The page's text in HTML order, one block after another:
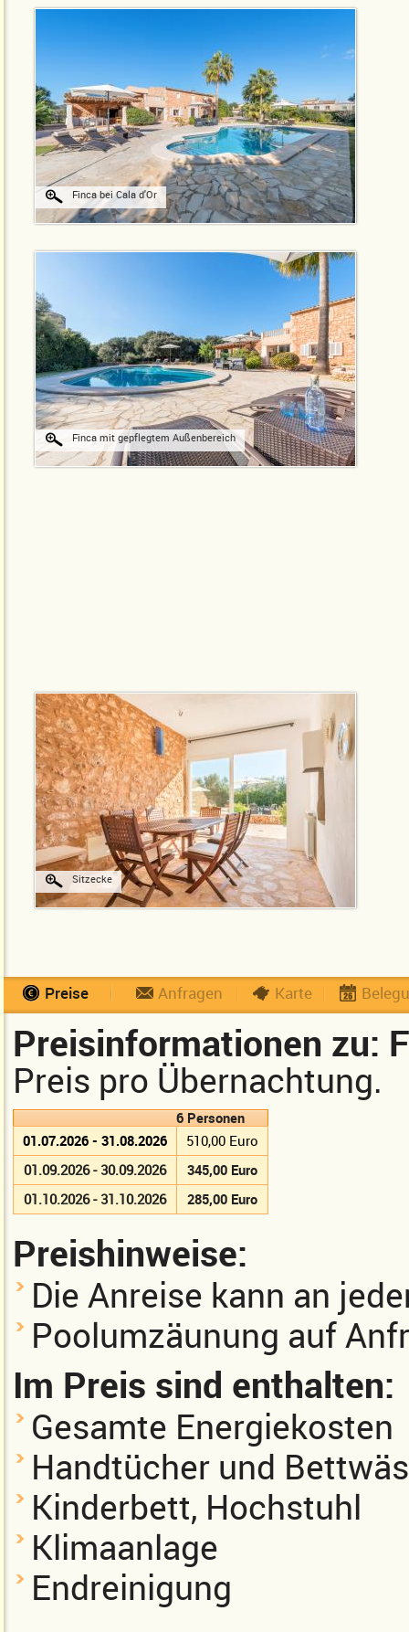
Finca bei Cala d'Or
Finca mit gepflegtem Außenbereich
Sitzecke
Preise Anfragen Karte
Preisinformationen zu:
Preis pro Übernachtung.
6 Personen
01.07.2026 - 31.08.2026
510,00 Euro
01.09.2026 - 30.09.2026
345,00 Euro
01.10.2026 - 31.10.2026
285,00 Euro
Preishinweise:
Die Anreise kann an
Poolumzäunung auf
Im Preis sind enthalten:
Gesamte Energiekosten
Handtücher und
Kinderbett, Hochstuhl
Klimaanlage
Endreinigung